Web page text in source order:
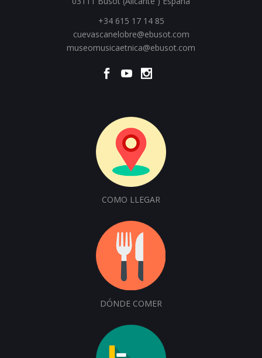
+34 615 17 14 85
cuevascanelobre@ebusot.com
museomusicaetnica@ebusot.com
COMO LLEGAR
DÓNDE COMER